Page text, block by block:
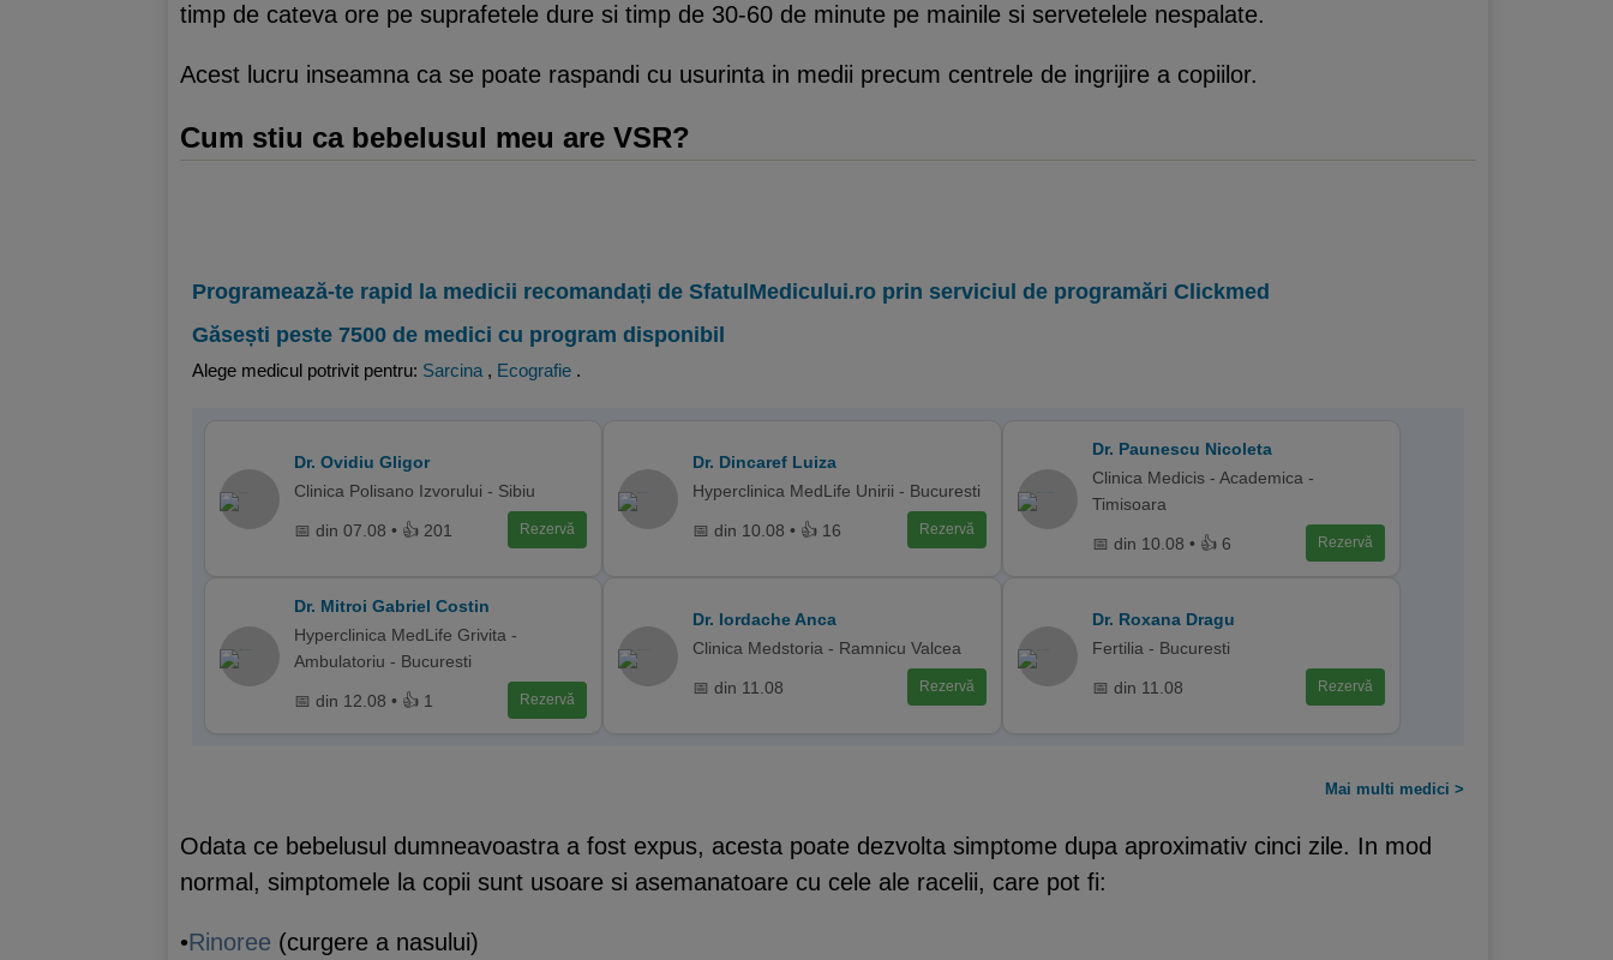
timp de cateva ore pe suprafetele dure si timp de 30-60 de minute pe mainile si servetelele nespalate.
Acest lucru inseamna ca se poate raspandi cu usurinta in medii precum centrele de ingrijire a copiilor.
Cum stiu ca bebelusul meu are VSR?
Programează-te rapid la medicii recomandați de SfatulMedicului.ro prin serviciul de programări Clickmed
Găsești peste 7500 de medici cu program disponibil
Alege medicul potrivit pentru: Sarcina , Ecografie .
Dr. Ovidiu Gligor
Clinica Polisano Izvorului - Sibiu
📅 din 07.08 • 👍 201 Rezervă
Dr. Dincaref Luiza
Hyperclinica MedLife Unirii - Bucuresti
📅 din 10.08 • 👍 16 Rezervă
Dr. Paunescu Nicoleta
Clinica Medicis - Academica -
Timisoara
📅 din 10.08 • 👍 6 Rezervă
Dr. Mitroi Gabriel Costin
Hyperclinica MedLife Grivita -
Ambulatoriu - Bucuresti
📅 din 12.08 • 👍 1 Rezervă
Dr. Iordache Anca
Clinica Medstoria - Ramnicu Valcea
📅 din 11.08 Rezervă
Dr. Roxana Dragu
Fertilia - Bucuresti
📅 din 11.08 Rezervă
Mai multi medici >
Odata ce bebelusul dumneavoastra a fost expus, acesta poate dezvolta simptome dupa aproximativ cinci zile. In mod
normal, simptomele la copii sunt usoare si asemanatoare cu cele ale racelii, care pot fi:
•Rinoree (curgere a nasului)